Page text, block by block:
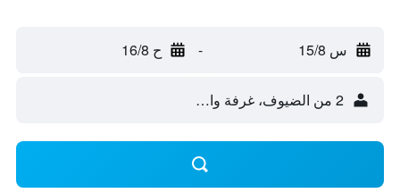
س 15/8 - ح 16/8
2 من الضيوف، غرفة واحدة